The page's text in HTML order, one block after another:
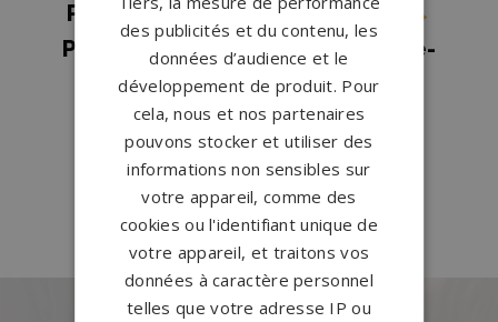
Pompes funèbres Saint-Calais
→
Pompes funèbres Sainte-Jamme-
sur-Sarthe→
Pompes funèbres Savigné-
l'Évêque →
Pompes funèbres Solesmes
des publicités et du contenu, les
données d’audience et le
développement de produit. Pour
cela, nous et nos partenaires
pouvons stocker et utiliser des
informations non sensibles sur
votre appareil, comme des
cookies ou l'identifiant unique de
votre appareil, et traitons vos
données à caractère personnel
telles que votre adresse IP ou